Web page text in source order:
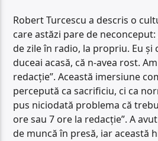
Robert Turcescu a descris o
care astăzi pare de
de zile în radio, la propriu. Eu și
duceai acasă, că n-avea rost.
redacție”. Această imersiune
percepută ca sacrificiu, ci ca
pus niciodată problema că
ore sau 7 ore la redacție”. A
de muncă în presă, iar această